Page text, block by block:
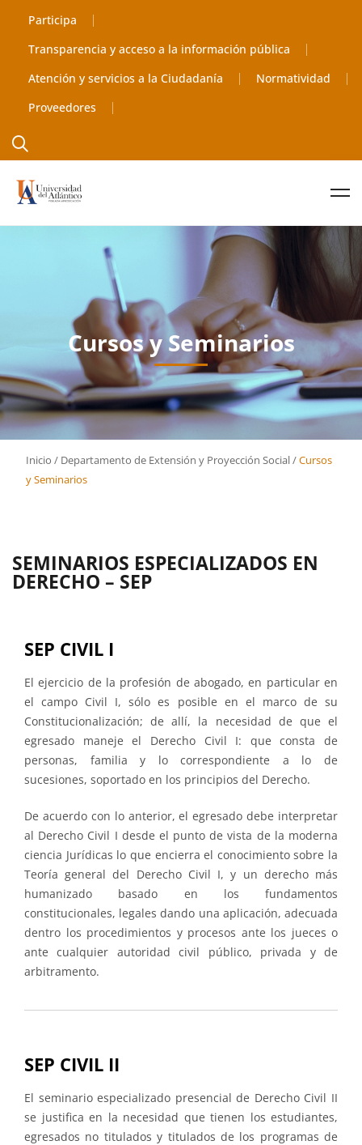
Participa
Transparencia y acceso a la información pública
Atención y servicios a la Ciudadanía
Normatividad
Proveedores
Cursos y Seminarios
Inicio / Departamento de Extensión y Proyección Social/Cursos
y Seminarios
SEMINARIOS ESPECIALIZADOS EN
DERECHO – SEP
SEP CIVIL I
El ejercicio de la profesión de abogado, en particular en
el campo Civil I, sólo es posible en el marco de su
Constitucionalización; de allí, la necesidad de que el
egresado maneje el Derecho Civil I: que consta de
personas, familia y lo correspondiente a lo de
sucesiones, soportado en los principios del Derecho.
De acuerdo con lo anterior, el egresado debe interpretar
al Derecho Civil I desde el punto de vista de la moderna
ciencia Jurídicas lo que encierra el conocimiento sobre la
Teoría general del Derecho Civil I, y un derecho más
humanizado basado en los fundamentos
constitucionales, legales dando una aplicación, adecuada
dentro los procedimientos y procesos ante los jueces o
ante cualquier autoridad civil público, privada y de
arbitramento.
SEP CIVIL II
El seminario especializado presencial de Derecho Civil II
se justifica en la necesidad que tienen los estudiantes,
egresados no titulados y titulados de los programas de